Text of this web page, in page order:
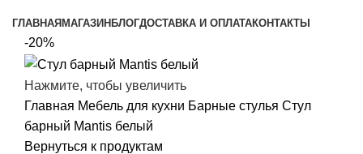
ГЛАВНАЯ МАГАЗИН БЛОГДОСТАВКА И ОПЛАТАКОНТАКТЫ
-20%
Нажмите, чтобы увеличить
Главная Мебель для кухни Барные стулья Стул
барный Mantis белый
Вернуться к продуктам